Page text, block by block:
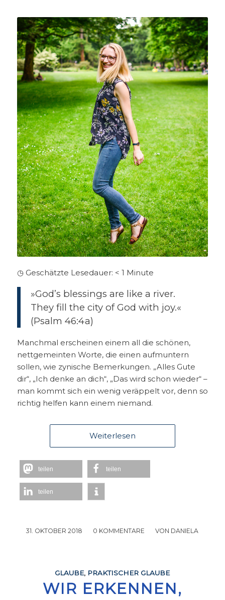
◷ Geschätzte Lesedauer: < 1 Minute
»God’s blessings are like a river.
They fill the city of God with joy.«
(Psalm 46:4a)
Manchmal erscheinen einem all die schönen,
nettgemeinten Worte, die einen aufmuntern
sollen, wie zynische Bemerkungen. „Alles Gute
dir“, „Ich denke an dich“, „Das wird schon wieder“ –
man kommt sich ein wenig veräppelt vor, denn so
richtig helfen kann einem niemand.
Weiterlesen
teilen teilen
teilen
31. OKTOBER 2018
/ 0 KOMMENTARE
/ VON DANIELA
GLAUBE, PRAKTISCHER GLAUBE
WIR ERKENNEN,